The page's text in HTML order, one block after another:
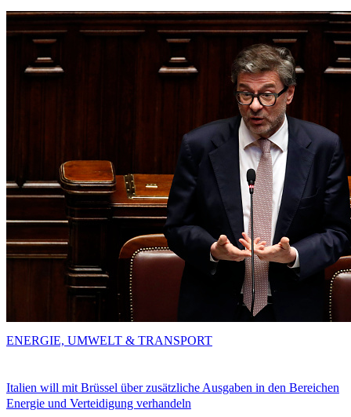
Italien will mit Brüssel über zusätzliche Ausgaben in den Bereichen
Energie und Verteidigung verhandeln
ENERGIE, UMWELT & TRANSPORT